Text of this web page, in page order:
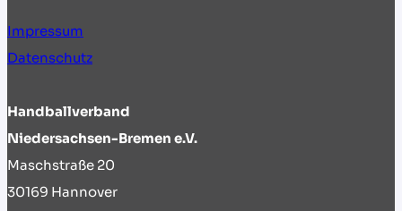
Impressum
Datenschutz
Handballverband
Niedersachsen-Bremen e.V.
Maschstraße 20
30169 Hannover